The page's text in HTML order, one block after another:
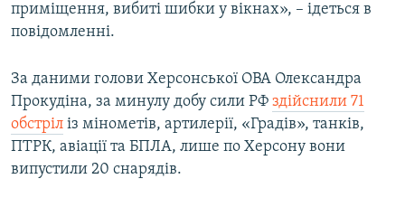
приміщення, вибиті шибки у вікнах», – ідеться в
повідомленні.
За даними голови Херсонської ОВА Олександра
Прокудіна, за минулу добу сили РФ здійснили 71
обстріл із мінометів, артилерії, «Градів», танків,
ПТРК, авіації та БПЛА, лише по Херсону вони
випустили 20 снарядів.